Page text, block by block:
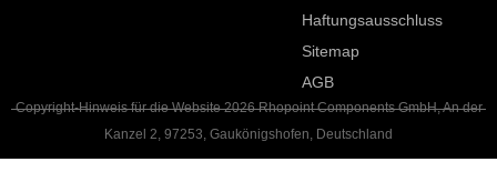
Haftungsausschluss
Sitemap
AGB
Copyright-Hinweis für die Website 2026 Rhopoint Components GmbH, An der
Kanzel 2, 97253, Gaukönigshofen, Deutschland